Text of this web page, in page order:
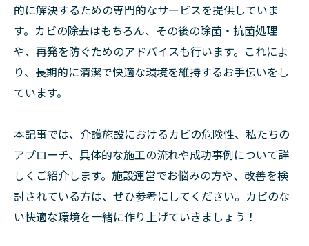
的に解決するための専門的なサービスを提供していま
す。カビの除去はもちろん、その後の除菌・抗菌処理
や、再発を防ぐためのアドバイスも行います。これによ
り、長期的に清潔で快適な環境を維持するお手伝いをし
ています。
本記事では、介護施設におけるカビの危険性、私たちの
アプローチ、具体的な施工の流れや成功事例について詳
しくご紹介します。施設運営でお悩みの方や、改善を検
討されている方は、ぜひ参考にしてください。カビのな
い快適な環境を一緒に作り上げていきましょう！